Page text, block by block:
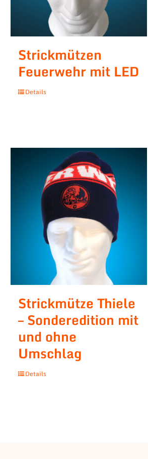
Strickmützen
Feuerwehr mit LED
Details
Strickmütze Thiele
– Sonderedition mit
und ohne
Umschlag
Details